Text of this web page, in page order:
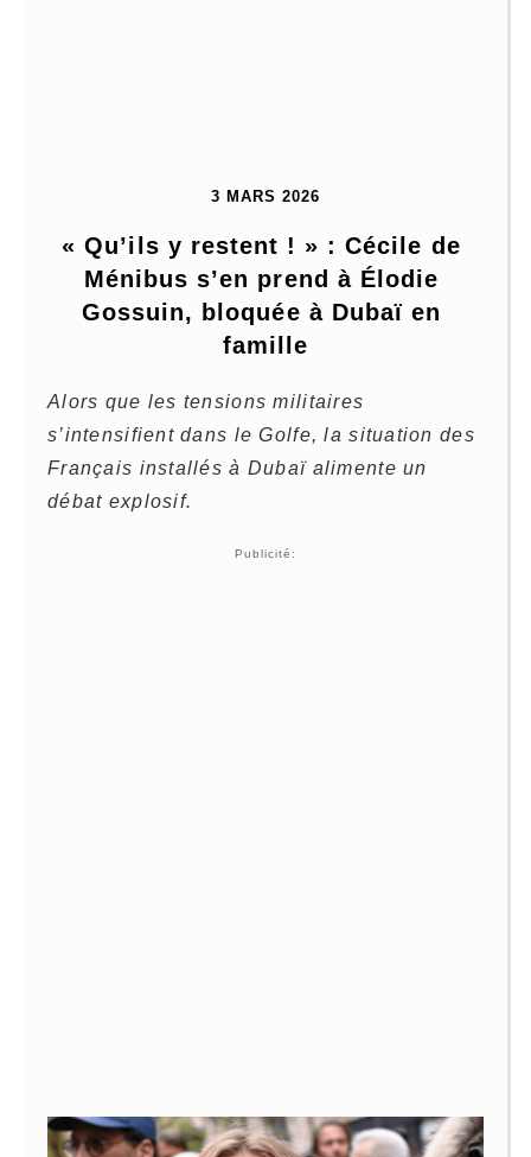
3 MARS 2026
« Qu’ils y restent ! » : Cécile de
Ménibus s’en prend à Élodie
Gossuin, bloquée à Dubaï en
famille
Alors que les tensions militaires
s’intensifient dans le Golfe, la situation des
Français installés à Dubaï alimente un
débat explosif.
Publicité: